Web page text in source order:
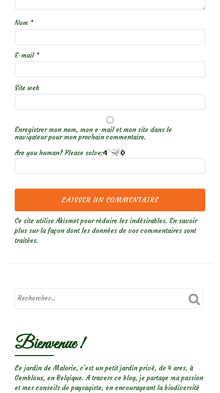
Nom *
E-mail *
Site web
Enregistrer mon nom, mon e-mail et mon site dans le
navigateur pour mon prochain commentaire.
Are you human? Please solve:
Ce site utilise Akismet pour réduire les indésirables. En savoir
plus sur la façon dont les données de vos commentaires sont
traitées.
Bienvenue !
Le jardin de Malorie, c'est un petit jardin privé, de 4 ares, à
Gembloux, en Belgique. A travers ce blog, je partage ma passion
et mes conseils de paysagiste, en encourageant la biodiversité